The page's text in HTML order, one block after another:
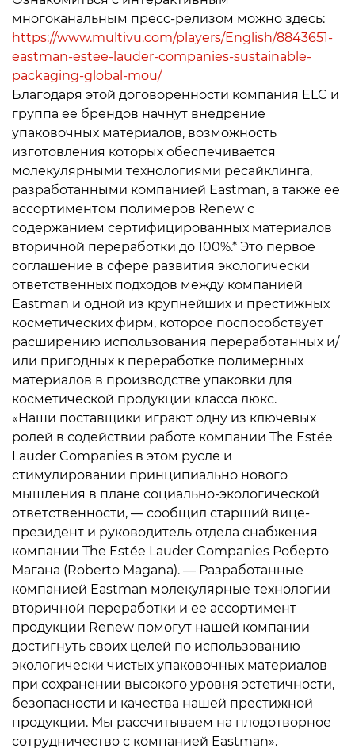
многоканальным пресс-релизом можно здесь:
https://www.multivu.com/players/English/8843651-
eastman-estee-lauder-companies-sustainable-
packaging-global-mou/
Благодаря этой договоренности компания ELC и
группа ее брендов начнут внедрение
упаковочных материалов, возможность
изготовления которых обеспечивается
молекулярными технологиями ресайклинга,
разработанными компанией Eastman, а также ее
ассортиментом полимеров Renew с
содержанием сертифицированных материалов
вторичной переработки до 100%.* Это первое
соглашение в сфере развития экологически
ответственных подходов между компанией
Eastman и одной из крупнейших и престижных
косметических фирм, которое поспособствует
расширению использования переработанных и/
или пригодных к переработке полимерных
материалов в производстве упаковки для
косметической продукции класса люкс.
«Наши поставщики играют одну из ключевых
ролей в содействии работе компании The Estée
Lauder Companies в этом русле и
стимулировании принципиально нового
мышления в плане социально-экологической
ответственности, — сообщил старший вице-
президент и руководитель отдела снабжения
компании The Estée Lauder Companies Роберто
Магана (Roberto Magana). — Разработанные
компанией Eastman молекулярные технологии
вторичной переработки и ее ассортимент
продукции Renew помогут нашей компании
достигнуть своих целей по использованию
экологически чистых упаковочных материалов
при сохранении высокого уровня эстетичности,
безопасности и качества нашей престижной
продукции. Мы рассчитываем на плодотворное
сотрудничество с компанией Eastman».